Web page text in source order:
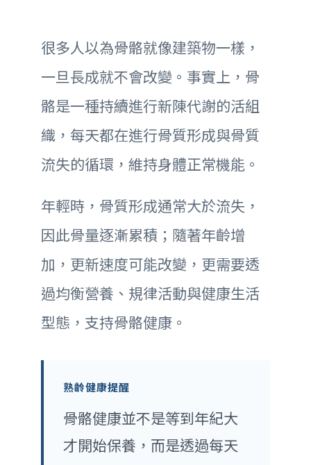
很多人以為骨骼就像建築物一樣，
一旦長成就不會改變。事實上，骨
骼是一種持續進行新陳代謝的活組
織，每天都在進行骨質形成與骨質
流失的循環，維持身體正常機能。
年輕時，骨質形成通常大於流失，
因此骨量逐漸累積；隨著年齡增
加，更新速度可能改變，更需要透
過均衡營養、規律活動與健康生活
型態，支持骨骼健康。
熟齡健康提醒
骨骼健康並不是等到年紀大
才開始保養，而是透過每天